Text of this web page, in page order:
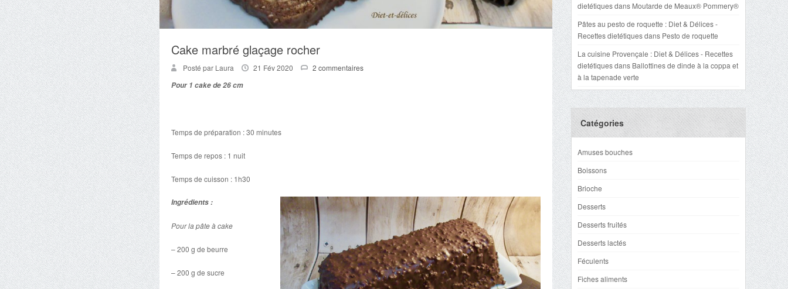
Cake marbré glaçage rocher
Posté par Laura 21 Fév 2020
2 commentaires
Pour 1 cake de 26 cm
Temps de préparation : 30 minutes
Temps de repos : 1 nuit
Temps de cuisson : 1h30
Ingrédients :
Pour la pâte à cake
– 200 g de beurre
– 200 g de sucre
dietétiquesdans Moutarde de Meaux® Pommery®
Pâtes au pesto de roquette : Diet & Délices -
Recettes dietétiquesdans Pesto de roquette
La cuisine Provençale : Diet & Délices - Recettes
dietétiquesdans Ballottines de dinde à la coppa et
à la tapenade verte
Catégories
Amuses bouches
Boissons
Brioche
Desserts
Desserts fruités
Desserts lactés
Féculents
Fiches aliments